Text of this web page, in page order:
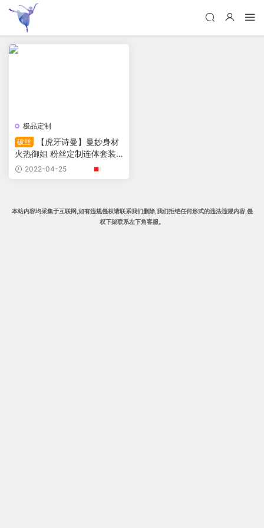
极品定制
破丝
【虎牙诗曼】曼妙身材
火热御姐 粉丝定制连体套装
热舞！
2022-04-25
本站内容均采集于互联网, 如有违规侵权请联系我们删除,我们拒绝任何形式的违法违规内容,侵
权下架联系左下角客服。